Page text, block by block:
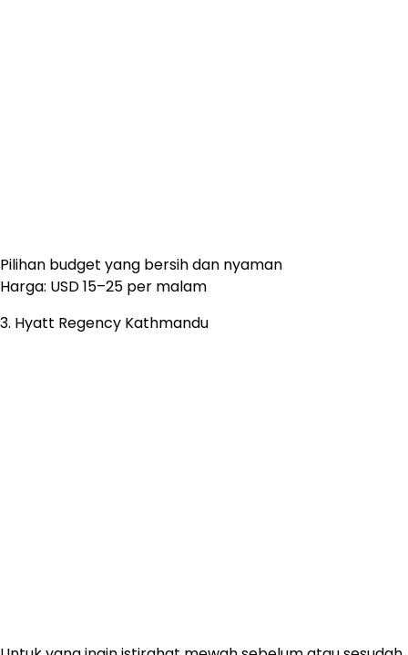
Pilihan budget yang bersih dan nyaman
Harga: USD 15–25 per malam
3. Hyatt Regency Kathmandu